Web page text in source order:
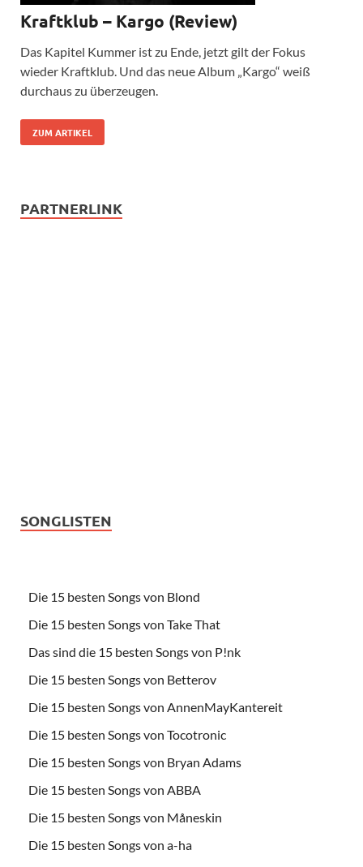
Kraftklub – Kargo (Review)
Das Kapitel Kummer ist zu Ende, jetzt gilt der Fokus
wieder Kraftklub. Und das neue Album „Kargo“ weiß
durchaus zu überzeugen.
ZUM ARTIKEL
PARTNERLINK
SONGLISTEN
Die 15 besten Songs von Blond
Die 15 besten Songs von Take That
Das sind die 15 besten Songs von P!nk
Die 15 besten Songs von Betterov
Die 15 besten Songs von AnnenMayKantereit
Die 15 besten Songs von Tocotronic
Die 15 besten Songs von Bryan Adams
Die 15 besten Songs von ABBA
Die 15 besten Songs von Måneskin
Die 15 besten Songs von a-ha